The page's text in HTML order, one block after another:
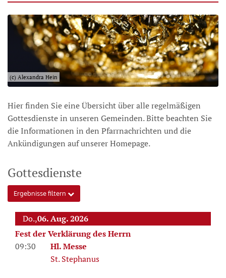
(c) Alexandra Hein
Hier finden Sie eine Übersicht über alle regelmäßigen
Gottesdienste in unseren Gemeinden. Bitte beachten Sie
die Informationen in den Pfarrnachrichten und die
Ankündigungen auf unserer Homepage.
Gottesdienste
Ergebnisse filtern
Do.,06. Aug. 2026
Fest der Verklärung des Herrn
09:30
Hl. Messe
St. Stephanus